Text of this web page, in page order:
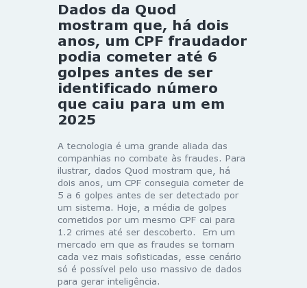
Dados da Quod
mostram que, há dois
anos, um CPF fraudador
podia cometer até 6
golpes antes de ser
identificado número
que caiu para um em
2025
A tecnologia é uma grande aliada das
companhias no combate às fraudes. Para
ilustrar, dados Quod mostram que, há
dois anos, um CPF conseguia cometer de
5 a 6 golpes antes de ser detectado por
um sistema. Hoje, a média de golpes
cometidos por um mesmo CPF cai para
1.2 crimes até ser descoberto. Em um
mercado em que as fraudes se tornam
cada vez mais sofisticadas, esse cenário
só é possível pelo uso massivo de dados
para gerar inteligência.